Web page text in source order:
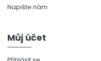
Napište nám
Můj účet